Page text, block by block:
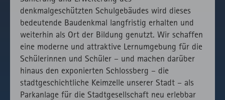
denkmalgeschützten Schulgebäudes wird dieses
bedeutende Baudenkmal langfristig erhalten und
weiterhin als Ort der Bildung genutzt. Wir schaffen
eine moderne und attraktive Lernumgebung für die
Schülerinnen und Schüler – und machen darüber
hinaus den exponierten Schlossberg – die
stadtgeschichtliche Keimzelle unserer Stadt – als
Parkanlage für die Stadtgesellschaft neu erlebbar
des lokal
eingebunden
Fonts.